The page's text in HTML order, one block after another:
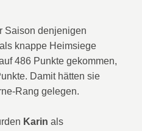
Saison denjenigen
knappe Heimsiege
486 Punkte gekommen,
Damit hätten sie
Rang gelegen.
Karin als